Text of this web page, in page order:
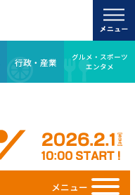
行政・産業
グルメ・スポーツ
エンタメ
メニュー